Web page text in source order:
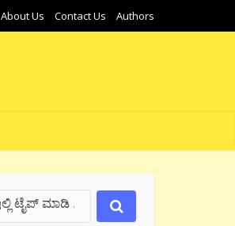
About Us Contact Us Authors